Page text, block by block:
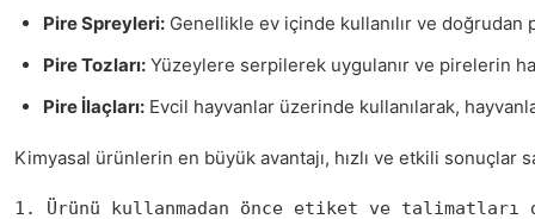
Pire Spreyleri: Genellikle ev içinde kullanılır ve
Pire Tozları: Yüzeylere serpilerek uygulanır ve pirelerin
Pire İlaçları: Evcil hayvanlar üzerinde kullanılarak,
Kimyasal ürünlerin en büyük avantajı, hızlı ve etkili sonuçlar
1. Ürünü kullanmadan önce etiket ve talimatları